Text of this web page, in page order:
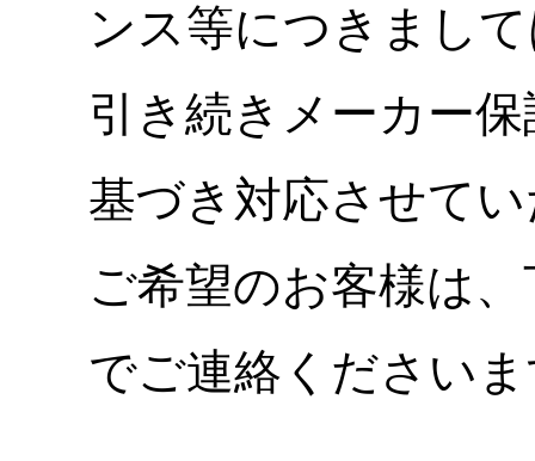
ンス等につきまし
引き続きメーカー
基づき対応させて
ご希望のお客様は
でご連絡ください